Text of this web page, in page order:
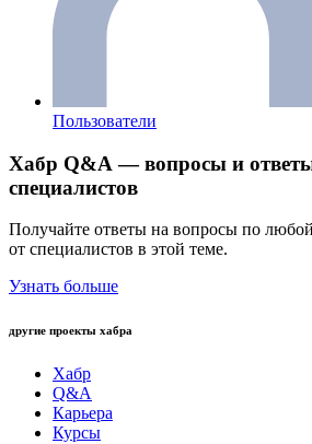
Пользователи
Хабр Q&A — вопросы и
специалистов
Получайте ответы на вопросы по
от специалистов в этой теме.
Узнать больше
другие проекты хабра
Хабр
Q&A
Карьера
Курсы